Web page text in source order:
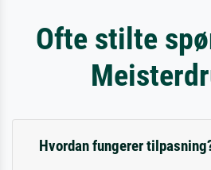
Ofte stilte
Hvordan fungerer